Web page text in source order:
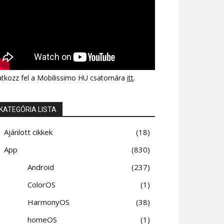
fel a Mobilissimo HU csatornára itt.
LISTA
Ajánlott cikkek
18
App
830
Android
237
ColorOS
1
HarmonyOS
38
homeOS
1